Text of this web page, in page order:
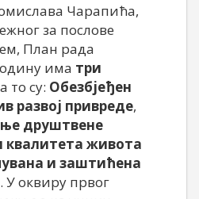
Чарапића,
за послове
План рада
има три
то су: Обезбјеђен
развој привреде,
друштвене
квалитета живота
и заштићена
. У оквиру првог